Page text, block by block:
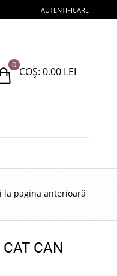
AUTENTIFICARE
0
COȘ: 0.00 LEI
la pagina anterioară
CAN